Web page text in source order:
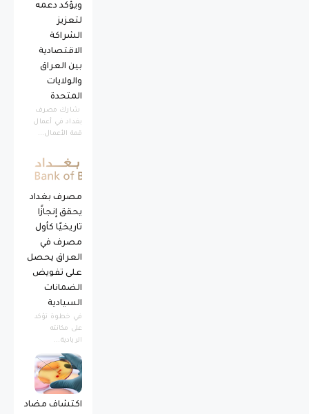
ويؤكد دعمه
لتعزيز
الشراكة
الاقتصادية
بين العراق
والولايات
المتحدة
شارك مصرف
بغداد في أعمال
قمة الأعمال...
مصرف بغداد
يحقق إنجازًا
تاريخيًا كأول
مصرف في
العراق يحصل
على تفويض
الضمانات
السيادية
في خطوة تؤكد
على مكانته
الريادية...
اكتشاف مضاد